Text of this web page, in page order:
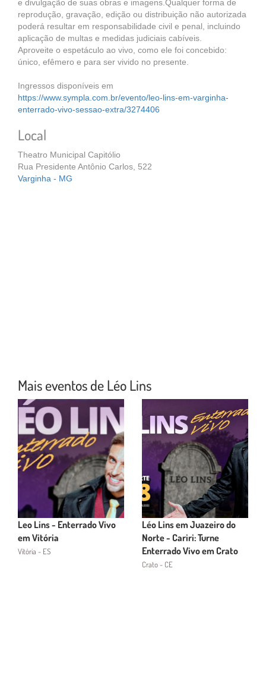
e divulgação de suas obras e imagens.Qualquer forma de
reprodução, gravação, edição ou distribuição não autorizada
poderá resultar em responsabilidade civil e penal, incluindo
aplicação de multas e medidas judiciais cabíveis.
Aproveite o espetáculo ao vivo, como ele foi concebido:
único, efêmero e para ser vivido no presente.
Ingressos disponíveis em
https://www.sympla.com.br/evento/leo-lins-em-varginha-
enterrado-vivo-sessao-extra/3274406
Local
Theatro Municipal Capitólio
Rua Presidente Antônio Carlos, 522
Varginha - MG
Mais eventos de Léo Lins
Leo Lins - Enterrado Vivo
em Vitória
Vitória - ES
Léo Lins em Juazeiro do
Norte - Cariri: Turne
Enterrado Vivo em Crato
Crato - CE